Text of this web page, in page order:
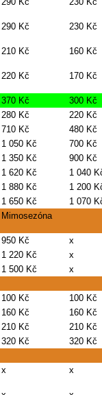
290 Kč 230 Kč
210 Kč 160 Kč
220 Kč 170 Kč
370 Kč
300 Kč
280 Kč
220 Kč
710 Kč
480 Kč
1 050 Kč
700 Kč
1 350 Kč
900 Kč
1 620 Kč
1 040
1 880 Kč
1 200
1 650 Kč
1 070
Mimosezóna
950 Kč
x
1 220 Kč
x
1 500 Kč
x
100 Kč
100 Kč
160 Kč
160 Kč
210 Kč
210 Kč
320 Kč
320 Kč
x x